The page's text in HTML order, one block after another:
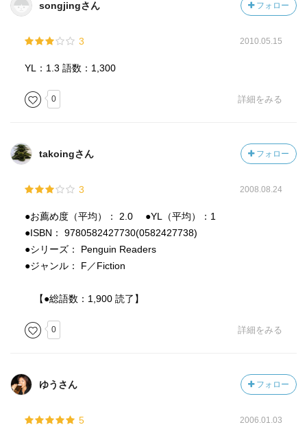
songjingさん フォロー
3 2010.05.15
YL：1.3 語数：1,300
0 詳細をみる
takoingさん フォロー
3 2008.08.24
●お薦め度（平均）： 2.0 ●YL（平均）：1
●ISBN： 9780582427730(0582427738)
●シリーズ： Penguin Readers
●ジャンル： F／Fiction
【●総語数：1,900 読了】
0 詳細をみる
ゆうさん フォロー
5 2006.01.03